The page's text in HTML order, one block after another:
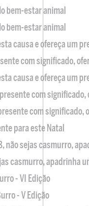
bem-estar animal
bem-estar animal
causa e ofereça um
com significado,
causa e ofereça um
com
com
para este Natal
não sejas casmurro,
casmurro, apadrinha
- VI Edição
- V Edição